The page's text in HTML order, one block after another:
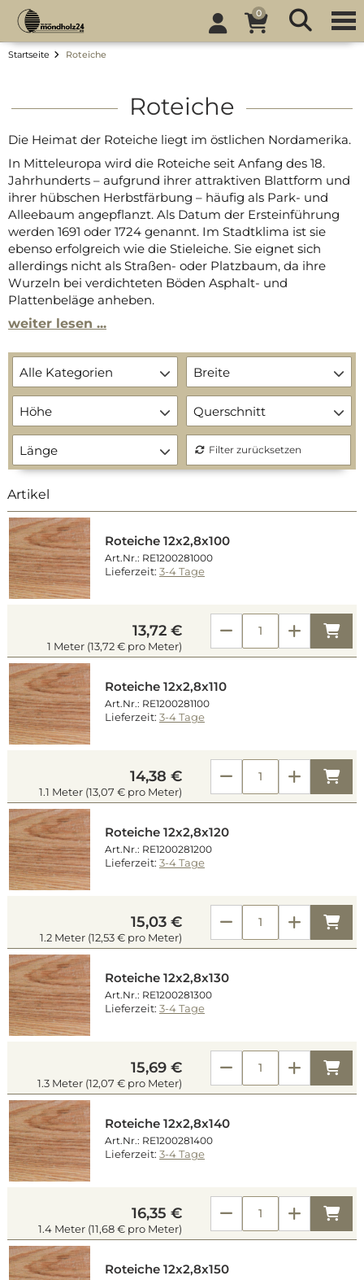
0
Startseite Roteiche
Roteiche
Die Heimat der Roteiche liegt im östlichen Nordamerika.
In Mitteleuropa wird die Roteiche seit Anfang des 18.
Jahrhunderts – aufgrund ihrer attraktiven Blattform und
ihrer hübschen Herbstfärbung – häufig als Park- und
Alleebaum angepflanzt. Als Datum der Ersteinführung
werden 1691 oder 1724 genannt. Im Stadtklima ist sie
ebenso erfolgreich wie die Stieleiche. Sie eignet sich
allerdings nicht als Straßen- oder Platzbaum, da ihre
Wurzeln bei verdichteten Böden Asphalt- und
Plattenbeläge anheben.
weiter lesen ...
Alle Kategorien Breite
Höhe Querschnitt
Länge Filter zurücksetzen
Artikel
Roteiche 12x2,8x100
Art.Nr.: RE1200281000
Lieferzeit: 3-4 Tage
13,72 €
1 Meter (13,72 € pro Meter)
Roteiche 12x2,8x110
Art.Nr.: RE1200281100
Lieferzeit: 3-4 Tage
14,38 €
1.1 Meter (13,07 € pro Meter)
Roteiche 12x2,8x120
Art.Nr.: RE1200281200
Lieferzeit: 3-4 Tage
15,03 €
1.2 Meter (12,53 € pro Meter)
Roteiche 12x2,8x130
Art.Nr.: RE1200281300
Lieferzeit: 3-4 Tage
15,69 €
1.3 Meter (12,07 € pro Meter)
Roteiche 12x2,8x140
Art.Nr.: RE1200281400
Lieferzeit: 3-4 Tage
16,35 €
1.4 Meter (11,68 € pro Meter)
Roteiche 12x2,8x150